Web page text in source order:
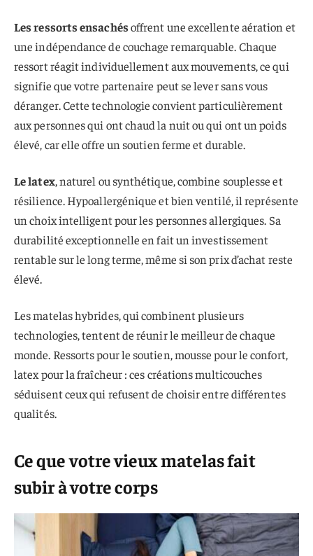
Les ressorts ensachésoffrent une excellente aération et
une indépendance de couchage remarquable. Chaque
ressort réagit individuellement aux mouvements, ce qui
signifie que votre partenaire peut se lever sans vous
déranger. Cette technologie convient particulièrement
aux personnes qui ont chaud la nuit ou qui ont un poids
élevé, car elle offre un soutien ferme et durable.
Le latex, naturel ou synthétique, combine souplesse et
résilience. Hypoallergénique et bien ventilé, il représente
un choix intelligent pour les personnes allergiques. Sa
durabilité exceptionnelle en fait un investissement
rentable sur le long terme, même si son prix d’achat reste
élevé.
Les matelas hybrides, qui combinent plusieurs
technologies, tentent de réunir le meilleur de chaque
monde. Ressorts pour le soutien, mousse pour le confort,
latex pour la fraîcheur : ces créations multicouches
séduisent ceux qui refusent de choisir entre différentes
qualités.
Ce que votre vieux matelas fait
subir à votre corps